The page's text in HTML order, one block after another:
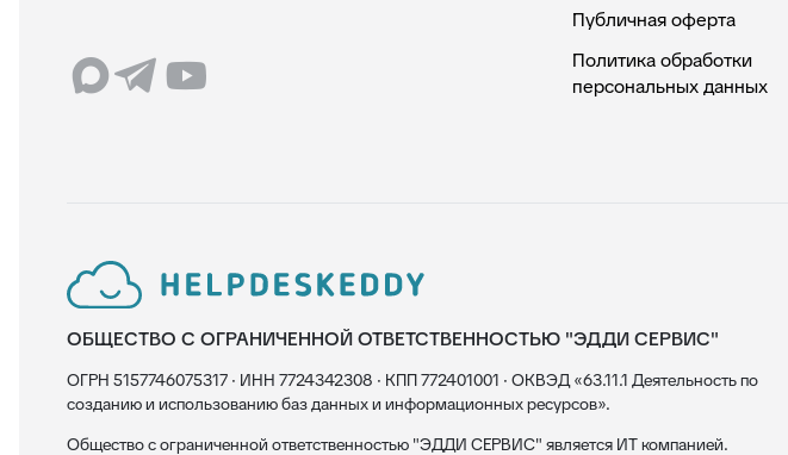
Публичная оферта
Политика обработки
персональных данных
ОБЩЕСТВО С ОГРАНИЧЕННОЙ ОТВЕТСТВЕННОСТЬЮ "ЭДДИ СЕРВИС"
ОГРН 5157746075317 · ИНН 7724342308 · КПП 772401001 · ОКВЭД «63.11.1 Деятельность по
созданию и использованию баз данных и информационных ресурсов».
Общество с ограниченной ответственностью "ЭДДИ СЕРВИС" является ИТ компанией.